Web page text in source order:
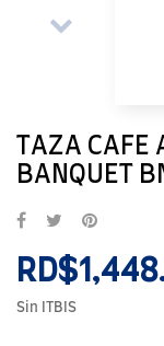
TAZA CAFE
BANQUET
Sin ITBIS